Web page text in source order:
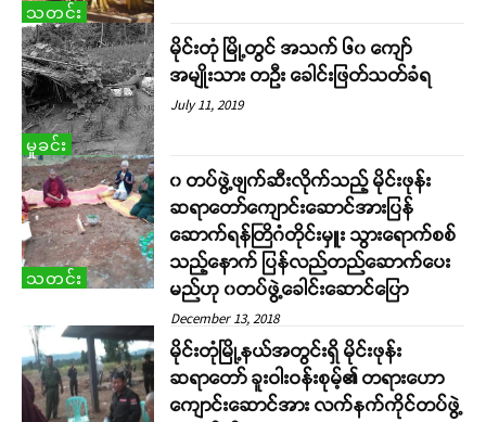
သတင်း
မှုခင်း
မိုင်းတုံ မြို့တွင် အသက် ၆၀ ကျော်
အမျိုးသား တဦး ခေါင်းဖြတ်သတ်ခံရ
July 11, 2019
သတင်း
၀ တပ်ဖွဲ့ဖျက်ဆီးလိုက်သည့် မိုင်းဖုန်း
ဆရာတော်ကျောင်းဆောင်အားပြန်
ဆောက်ရန်တြိဂံတိုင်းမှူး သွားရောက်စစ်
သည့်နောက် ပြန်လည်တည်ဆောက်ပေး
မည်ဟု ၀တပ်ဖွဲ့ခေါင်းဆောင်ပြော
December 13, 2018
မိုင်းတုံမြို့နယ်အတွင်းရှိ မိုင်းဖုန်း
ဆရာတော် ခူးဝါးဝန်းစုမ့်၏ တရားဟော
ကျောင်းဆောင်အား လက်နက်ကိုင်တပ်ဖွဲ့